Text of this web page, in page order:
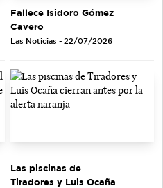
Fallece Isidoro Gómez
Cavero
Las Noticias - 22/07/2026
Las piscinas de
Tiradores y Luis Ocaña